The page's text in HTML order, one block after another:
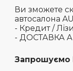
Ви зможете
автосалона
- Кредит /
- ДОСТАВКА
Запрошуємо